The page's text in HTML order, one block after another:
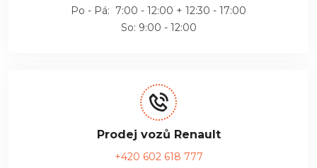
Po - Pá: 7:00 - 12:00 + 12:30 - 17:00
So: 9:00 - 12:00
Prodej vozů Renault
+420 602 618 777